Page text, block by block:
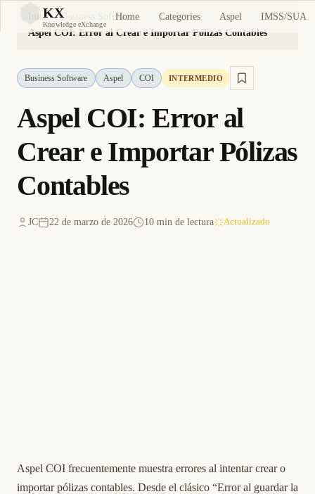
KX
Knowledge eXchange
Home Categories Aspel IMSS/SUA
Inicio
Business Software
Aspel COI: Error al Crear e Importar Pólizas Contables
Business Software Aspel COI INTERMEDIO
Aspel COI: Error al
Crear e Importar Pólizas
Contables
JC 22 de marzo de 2026 10 min de lectura Actualizado
Aspel COI frecuentemente muestra errores al intentar crear o
importar pólizas contables. Desde el clásico “Error al guardar la